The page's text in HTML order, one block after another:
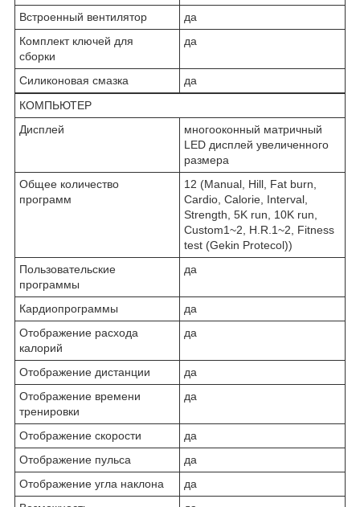
Встроенный вентилятор
да
Комплект ключей для
сборки
да
Силиконовая смазка
да
КОМПЬЮТЕР
Дисплей
многооконный матричный
LED дисплей увеличенного
размера
Общее количество
программ
12 (Manual, Hill, Fat burn,
Cardio, Calorie, Interval,
Strength, 5K run, 10K run,
Custom1~2, H.R.1~2, Fitness
test (Gekin Protecol))
Пользовательские
программы
да
Кардиопрограммы
да
Отображение расхода
калорий
да
Отображение дистанции
да
Отображение времени
тренировки
да
Отображение скорости
да
Отображение пульса
да
Отображение угла наклона
да